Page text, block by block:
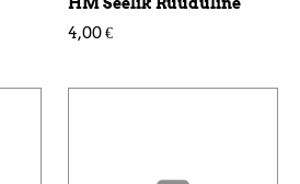
4,00 €